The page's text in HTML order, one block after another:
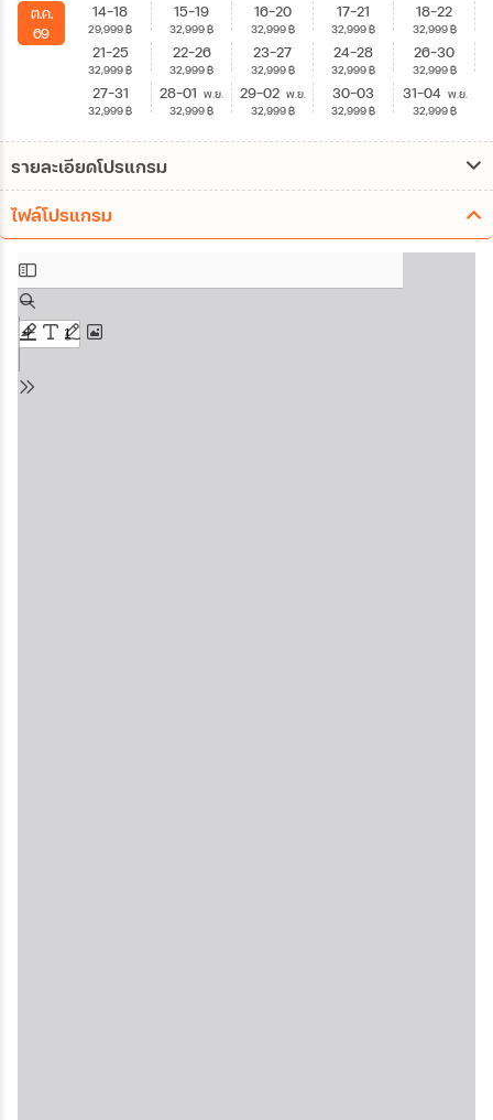
ต.ค.
69
14-18
29,999฿
15-19
32,999฿
16-20
32,999฿
17-21
32,999฿
18-22
32,999฿
21-25
32,999฿
22-26
32,999฿
23-27
32,999฿
24-28
32,999฿
26-30
32,999฿
27-31
32,999฿
28-01 พ.ย.
32,999฿
29-02 พ.ย.
32,999฿
30-03
32,999฿
31-04 พ.ย.
32,999฿
รายละเอียดโปรแกรม
ไฟล์โปรแกรม